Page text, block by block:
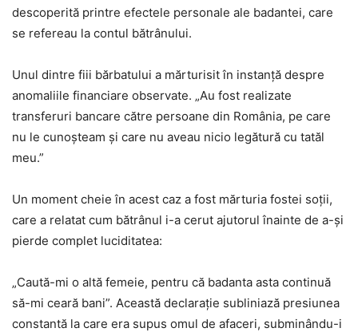
descoperită printre efectele personale ale badantei, care
se refereau la contul bătrânului.
Unul dintre fiii bărbatului a mărturisit în instanță despre
anomaliile financiare observate. „Au fost realizate
transferuri bancare către persoane din România, pe care
nu le cunoșteam și care nu aveau nicio legătură cu tatăl
meu.”
Un moment cheie în acest caz a fost mărturia fostei soții,
care a relatat cum bătrânul i-a cerut ajutorul înainte de a-și
pierde complet luciditatea:
„Caută-mi o altă femeie, pentru că badanta asta continuă
să-mi ceară bani”. Această declarație subliniază presiunea
constantă la care era supus omul de afaceri, subminându-i